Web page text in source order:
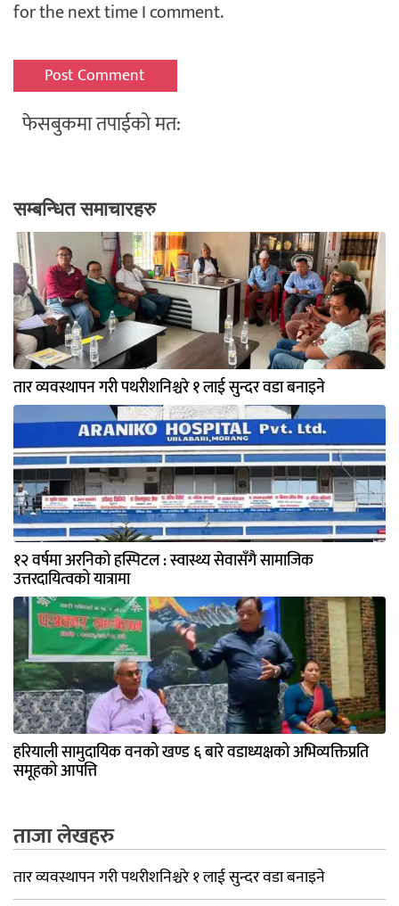
for the next time I comment.
फेसबुकमा तपाईको मत:
सम्बन्धित समाचारहरु
तार व्यवस्थापन गरी पथरीशनिश्चरे १ लाई सुन्दर वडा बनाइने
१२ वर्षमा अरनिको हस्पिटल : स्वास्थ्य सेवासँगै सामाजिक
उत्तरदायित्वको यात्रामा
हरियाली सामुदायिक वनको खण्ड ६ बारे वडाध्यक्षको अभिव्यक्तिप्रति
समूहको आपत्ति
ताजा लेखहरु
तार व्यवस्थापन गरी पथरीशनिश्चरे १ लाई सुन्दर वडा बनाइने